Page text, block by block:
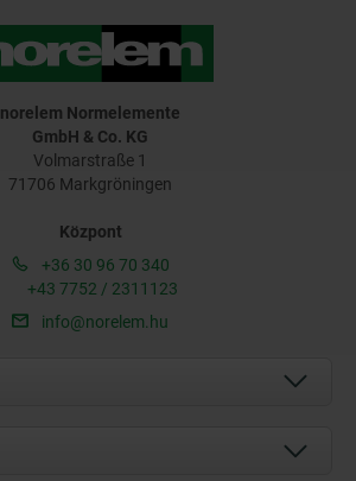
norelem Normelemente
GmbH & Co. KG
Volmarstraße 1
71706 Markgröningen
Központ
+36 30 96 70 340
+43 7752 / 2311123
info@norelem.hu